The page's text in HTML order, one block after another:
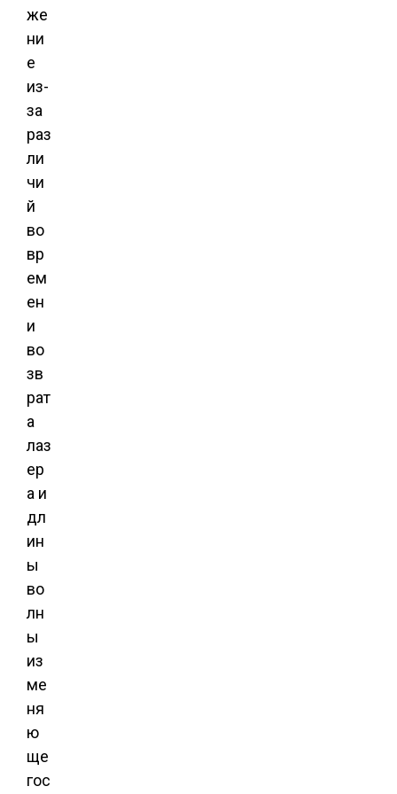
же
ни
е
из-
за
раз
ли
чи
й
во
вр
ем
ен
и
во
зв
рат
а
лаз
ер
а и
дл
ин
ы
во
лн
ы
из
ме
ня
ю
ще
гос